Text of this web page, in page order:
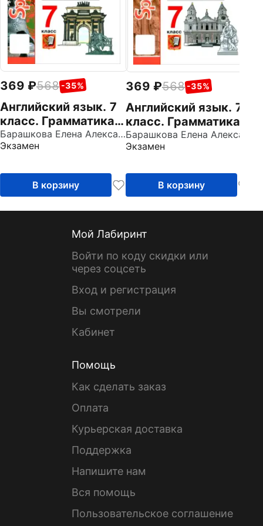
369 568 -35%
Английский язык. 7
класс. Грамматика.
Сборник
упражнений к
Ваулиной и др.
Часть 2
Барашкова Елена Александровна
Экзамен
В корзину
369 568 -35%
Английский язык. 7
класс. Грамматика.
Сборник
упражнений к
Ваулиной и др.
Часть 1
Экзамен
В корзину
Мой Лабиринт
Войти по коду скидки или
через соцсеть
Вход и регистрация
Вы смотрели
Кабинет
Помощь
Как сделать заказ
Оплата
Курьерская доставка
Поддержка
Напишите нам
Вся помощь
Пользовательское соглашение